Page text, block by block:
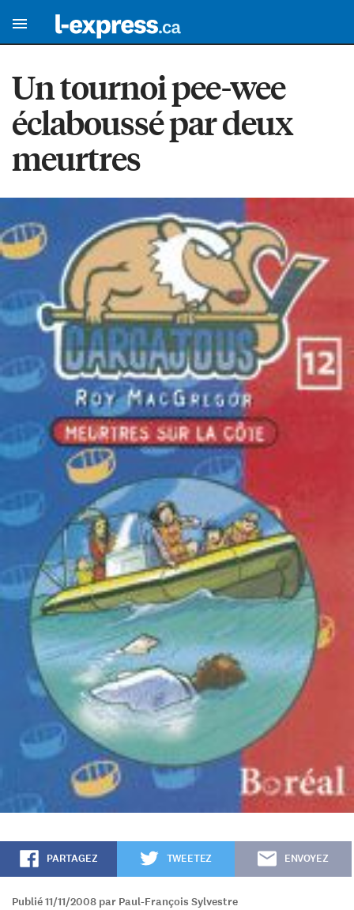
Un tournoi pee-wee
éclaboussé par deux
meurtres
PARTAGEZ TWEETEZ ENVOYEZ
Publié 11/11/2008 par Paul-François Sylvestre